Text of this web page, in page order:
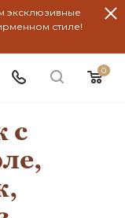
эксклюзивные
стиле!
0
с